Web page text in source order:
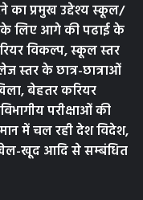
का प्रमुख उद्देश्य स्कूल/
के लिए आगे की पढाई के
विकल्प, स्कूल स्तर
स्तर के छात्र-छात्राओं
बेहतर करियर
परीक्षाओं की
में चल रही देश विदेश,
खेल-खूद आदि से सम्बंधित